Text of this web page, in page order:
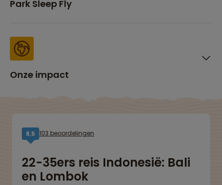
Park Sleep Fly
Onze impact
8,5 103 beoordelingen
22-35ers reis Indonesië: Bali
en Lombok